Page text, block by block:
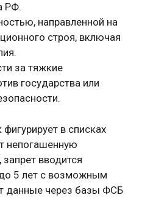
РФ.
направленной на
строя, включая
за тяжкие
государства или
в списках
непогашенную
вводится
5 лет с возможным
данные через базы ФСБ